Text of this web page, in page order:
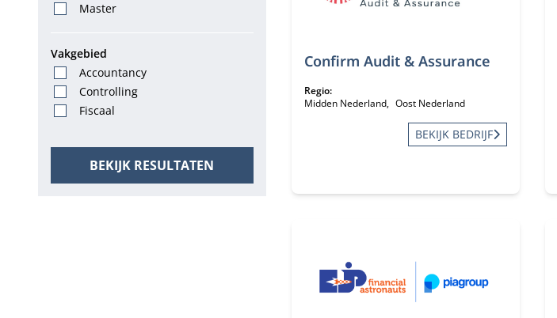
Master
Vakgebied
Accountancy
Controlling
Fiscaal
BEKIJK RESULTATEN
Confirm Audit & Assurance
Regio:
Midden Nederland
Oost Nederland
BEKIJK BEDRIJF